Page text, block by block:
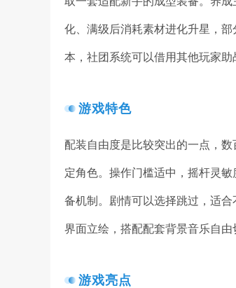
化、满级后消耗素材进化升星，
本，社团系统可以借用其他玩家
游戏特色
配装自由度是比较突出的一点，
定角色。操作门槛适中，摇杆灵
备机制。剧情可以选择跳过，适
界面立绘，搭配配套背景音乐自由
游戏亮点